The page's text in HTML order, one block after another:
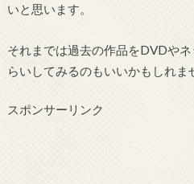
いと思います。
それまでは過去の作品をDVDや
らいしてみるのもいいかもしれま
スポンサーリンク